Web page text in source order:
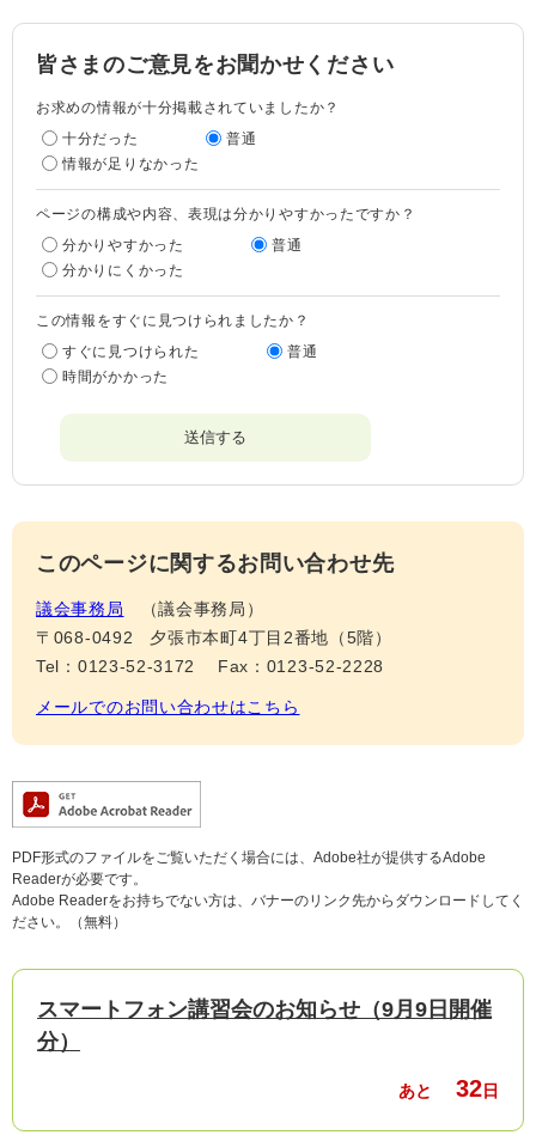
皆さまのご意見をお聞かせください
お求めの情報が十分掲載されていましたか？
十分だった
普通
情報が足りなかった
ページの構成や内容、表現は分かりやすかったですか？
分かりやすかった
普通
分かりにくかった
この情報をすぐに見つけられましたか？
すぐに見つけられた
普通
時間がかかった
このページに関するお問い合わせ先
議会事務局
議会事務局
〒068-0492
夕張市本町4丁目2番地（5階）
Tel：0123-52-3172
Fax：0123-52-2228
メールでのお問い合わせはこちら
PDF形式のファイルをご覧いただく場合には、Adobe社が提供するAdobe
Readerが必要です。
Adobe Readerをお持ちでない方は、バナーのリンク先からダウンロードしてく
ださい。（無料）
スマートフォン講習会のお知らせ（9月9日開催
分）
あと 32日